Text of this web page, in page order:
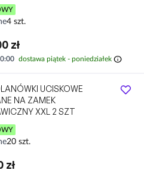
4 szt.
zł
dostawa piątek - poniedziałek info
UCISKOWE
NA ZAMEK
XXL 2 SZT
20 szt.
zł